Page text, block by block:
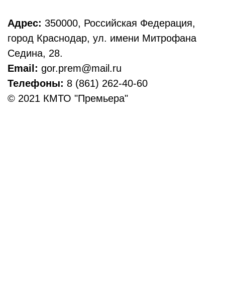
Адрес: 350000, Российская Федерация,
город Краснодар, ул. имени Митрофана
Седина, 28.
Email: gor.prem@mail.ru
Телефоны: 8 (861) 262-40-60
© 2021 КМТО "Премьера"